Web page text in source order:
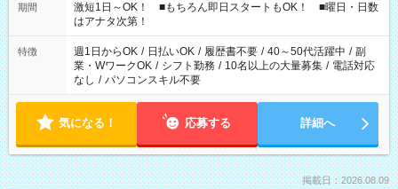
期間
激短1日～OK！ ■もちろん即日スタートもOK！ ■曜日・日数
はアナタ次第！
特徴 週1日からOK / 日払いOK / 履歴書不要 / 40～50代活躍中 / 副
業・WワークOK / シフト勤務 / 10名以上の大量募集 / 電話対応
なし / パソコンスキル不要
気になる！ 応募する 詳細へ
掲載日：2026.08.09